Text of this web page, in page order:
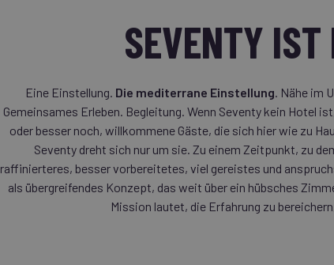
SEVENTY
Eine Einstellung. Die mediterrane Einstellung. Nähe im
Gemeinsames Erleben. Begleitung. Wenn Seventy kein Hotel
oder besser noch, willkommene Gäste, die sich hier wie zu
Seventy dreht sich nur um sie. Zu einem Zeitpunkt, zu
raffinierteres, besser vorbereitetes, viel gereistes und
als übergreifendes Konzept, das weit über ein hübsches
Mission lautet, die Erfahrung zu